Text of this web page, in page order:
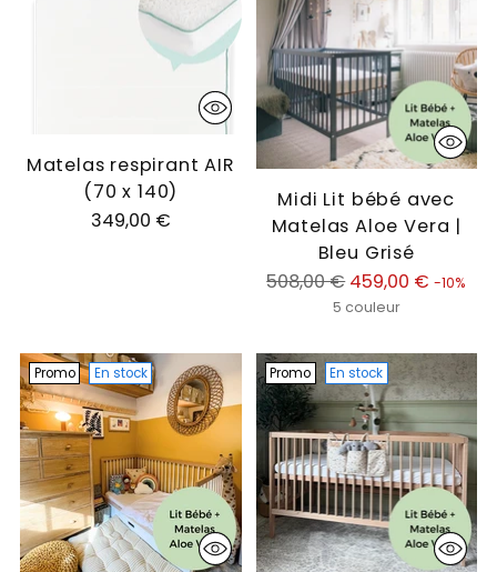
Matelas respirant AIR
(70 x 140)
349,00 €
Midi Lit bébé avec
Matelas Aloe Vera |
Bleu Grisé
Prix
508,00 € 459,00 € -10%
5 couleur
Promo En stock Promo En stock